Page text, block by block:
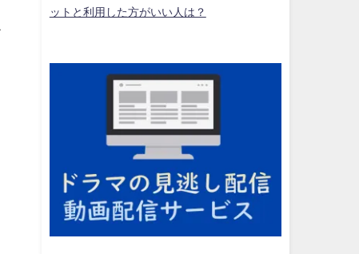
ットと利用した方がいい人は？